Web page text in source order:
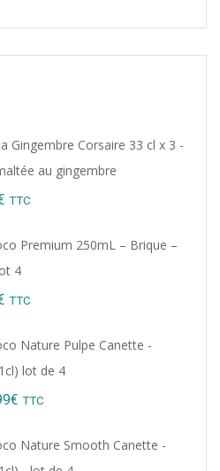
Gingembre Corsaire 33 cl x 3 -
au gingembre
Current
TTC
Premium 250mL – Brique –
4
Current
TTC
Nature Pulpe Canette -
lot de 4
€ Current
TTC
Nature Smooth Canette -